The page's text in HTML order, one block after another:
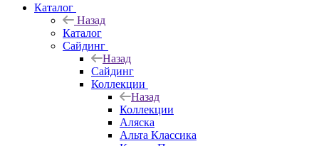
Каталог
Назад
Каталог
Сайдинг
Назад
Сайдинг
Коллекции
Назад
Коллекции
Аляска
Альта Классика